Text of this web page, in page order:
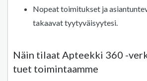
Nopeat toimitukset ja
takaavat tyytyväisyytesi.
Näin tilaat Apteekki 360 -
tuet toimintaamme